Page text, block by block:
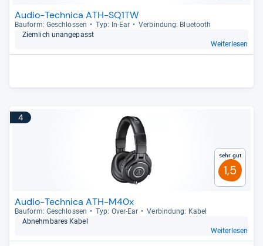
Audio-Technica ATH-SQ1TW
Bau­form: Geschlos­sen Typ: In-​Ear
Ver­bin­dung: Blue­tooth
Ziem­lich unan­ge­passt
Weiterlesen
4
Sehr gut
1,5
Audio-Technica ATH-M40x
Bau­form: Geschlos­sen Typ: Over-​Ear
Ver­bin­dung: Kabel
Abnehm­ba­res Kabel
Weiterlesen